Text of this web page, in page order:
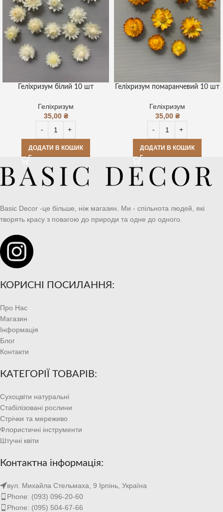
Геліхризум білий 10 шт
Геліхризум
35,00 ₴
ДОДАТИ В КОШИК
Геліхризум помаранчевий 10 шт
Геліхризум
35,00 ₴
ДОДАТИ В КОШИК
Basic Decor -це більше, ніж магазин. Ми - спільнота людей, які
творять красу з повагою до природи та одне до одного.
КОРИСНІ ПОСИЛАННЯ:
Про Нас
Магазин
Інформація
Блог
Контакти
КАТЕГОРІЇ ТОВАРІВ:
Сухоцвіти натуральні
Стабілізовані рослини
Стрічки та мереживо
Флористичні інструменти
Штучні квіти
Контактна інформація:
вул. Михайла Стельмаха, 9 Ірпінь, Україна
Phone: (093) 096-20-60
Phone: (095) 504-67-66